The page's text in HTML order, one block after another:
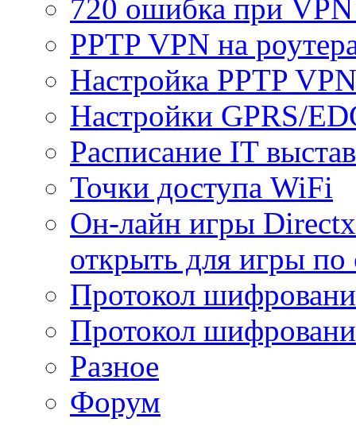
720 ошибка при
PPTP VPN на
Настройка PPTP
Настройки GPRS/
Расписание IT
Точки доступа WiFi
Он-лайн игры
открыть для игры по
Протокол
Протокол
Разное
Форум